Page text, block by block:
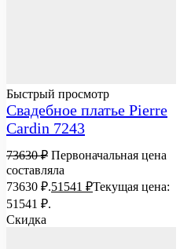
Быстрый просмотр
Свадебное платье Pierre
Cardin 7243
73630₽ Первоначальная цена
составляла
73630 ₽.51541 ₽Текущая цена:
51541 ₽.
Скидка